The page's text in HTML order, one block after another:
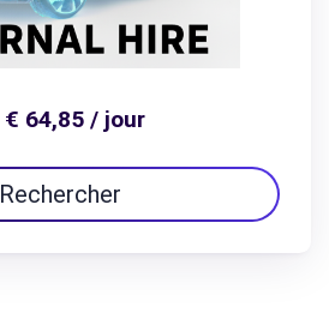
€ 64,85 / jour
Rechercher